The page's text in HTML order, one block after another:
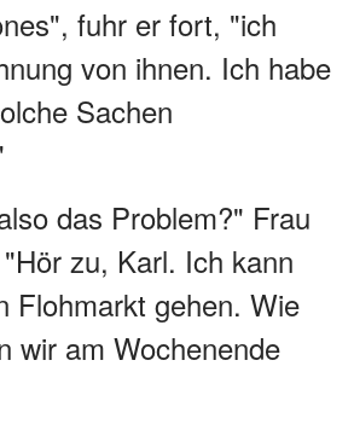
fuhr er fort, "ich
von ihnen. Ich habe
Sachen
das Problem?" Frau
zu, Karl. Ich kann
Flohmarkt gehen. Wie
wir am Wochenende